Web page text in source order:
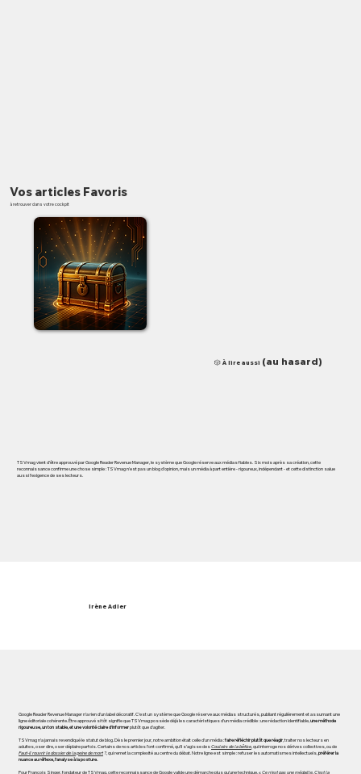
TSVmag vient d’être approuvé par Google Reader Revenue Manager, le système que Google réserve aux médias fiables. Six mois après sa création, cette
reconnaissance confirme une chose simple : TSVmag n’est pas un blog d’opinion, mais un média à part entière - rigoureux, indépendant - et cette distinction salue
aussi l’exigence de ses lecteurs.
Vos articles Favoris
à retrouver dans votre cockpit
🎲 À lire aussi (au hasard)
Irène Adler
Google Reader Revenue Manager n’a rien d’un label décoratif. C’est un système que Google réserve aux médias structurés, publiant régulièrement et assumant une
ligne éditoriale cohérente. Être approuvé si tôt signifie que TSVmag possède déjà les caractéristiques d’un média crédible : une rédaction identifiable,une méthode
rigoureuse, un ton stable, et une volonté claire d’informerplutôt que d’agiter.
TSVmag n’a jamais revendiqué le statut de blog. Dès le premier jour, notre ambition était celle d’un média :faire réfléchir plutôt que réagir, traiter nos lecteurs en
adultes, oser dire, oser déplaire parfois. Certains de nos articles l’ont confirmé, qu’il s’agisse desCouloirs de la bêtise , qui interroge nos dérives collectives, ou de
Faut-il rouvrir le dossier de la peine de mort ? , qui remet la complexité au centre du débat. Notre ligne est simple : refuser les automatismes intellectuels,préférer la
nuance au réflexe, l’analyse à la posture.
Pour François Singer, fondateur de TSVmag, cette reconnaissance de Google valide une démarche plus qu’une technique. «Ce n’est pas une médaille. C’est la